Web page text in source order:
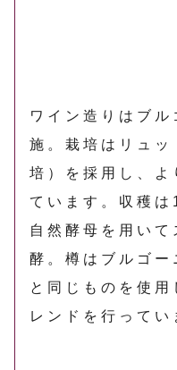
ワイン造りはブ
施。栽培はリュッ
培）を採用し、よ
ています。収穫
自然酵母を用い
酵。樽はブルゴー
と同じものを使
レンドを行って